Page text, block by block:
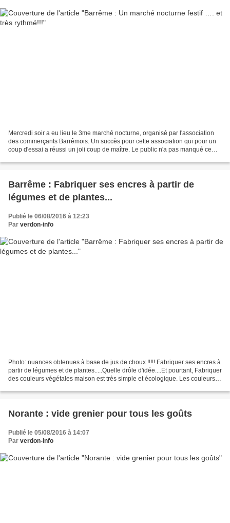
Mercredi soir a eu lieu le 3me marché nocturne, organisé par l'association
des commerçants Barrêmois. Un succès pour cette association qui pour un
coup d'essai a réussi un joli coup de maître. Le public n'a pas manqué ce
Barrême : Fabriquer ses encres à partir de
légumes et de plantes...
Publié le 06/08/2016 à 12:23
Par verdon-info
Photo: nuances obtenues à base de jus de choux !!!!! Fabriquer ses encres à
partir de légumes et de plantes.....Quelle drôle d'idée....Et pourtant, Fabriquer
des couleurs végétales maison est très simple et écologique. Les couleurs
Norante : vide grenier pour tous les goûts
Publié le 05/08/2016 à 14:07
Par verdon-info